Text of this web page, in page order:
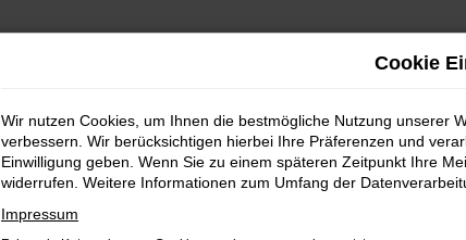
Cookie
Wir nutzen Cookies, um Ihnen die bestmögliche Nutzung unserer
verbessern. Wir berücksichtigen hierbei Ihre Präferenzen und
Einwilligung geben. Wenn Sie zu einem späteren Zeitpunkt Ihre
widerrufen. Weitere Informationen zum Umfang der
Impressum